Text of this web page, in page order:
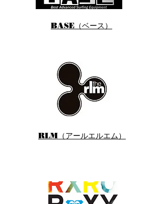
BASE（ベース）
RLM（アールエルエム）